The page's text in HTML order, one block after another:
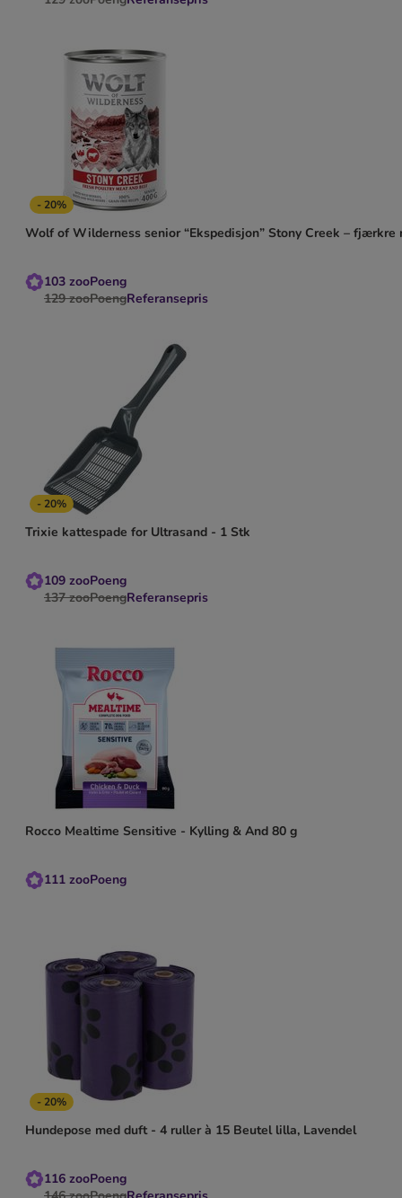
- 20%
Wolf of Wilderness senior “Ekspedisjon” Stony Creek – fjærkre
103 zooPoeng
129 zooPoengReferansepris
- 20%
Trixie kattespade for Ultrasand - 1 Stk
109 zooPoeng
137 zooPoengReferansepris
Rocco Mealtime Sensitive - Kylling & And 80 g
111 zooPoeng
- 20%
Hundepose med duft - 4 ruller à 15 Beutel lilla, Lavendel
116 zooPoeng